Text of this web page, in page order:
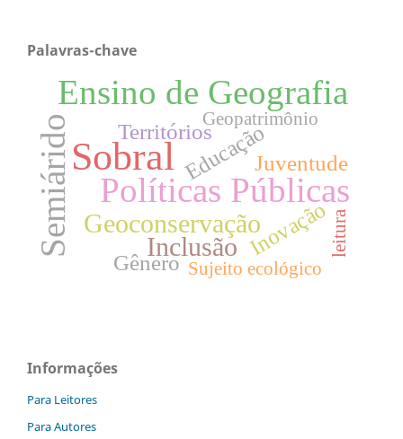
Palavras-chave
Sobral
Políticas Públicas
Semiárido
Ensino de Geografia
Geoconservação
Inclusão
Educação
Territórios
Gênero
Inovação
Juventude
Geopatrimônio
leitura
Sujeito ecológico
Informações
Para Leitores
Para Autores